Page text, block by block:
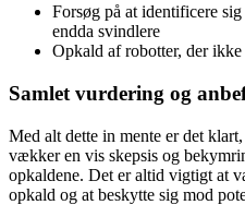
Forsøg på at identificere
endda svindlere
Opkald af robotter, der
Samlet vurdering og
Med alt dette in mente er det
vækker en vis skepsis og
opkaldene. Det er altid vigtigt at
opkald og at beskytte sig mod